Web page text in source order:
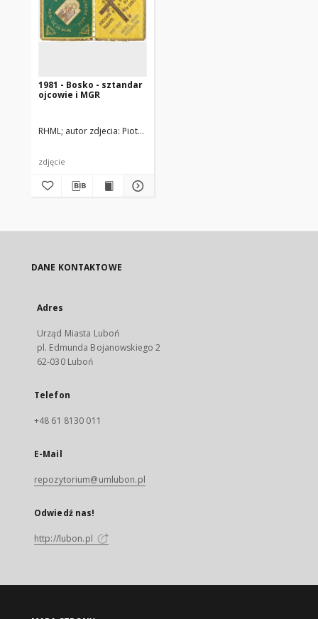
1981 - Bosko - sztandar
ojcowie i MGR
RHML autor zdjecia: Piotr Ruszkowski
zdjęcie
DANE KONTAKTOWE
Adres
Urząd Miasta Luboń
pl. Edmunda Bojanowskiego 2
62-030 Luboń
Telefon
+48 61 8130 011
E-Mail
repozytorium@umlubon.pl
Odwiedź nas!
http://lubon.pl